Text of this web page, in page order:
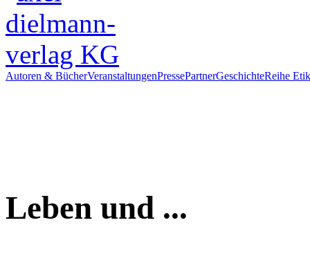
Autoren & BücherVeranstaltungenPressePartnerGeschichteReihe
Leben und ...